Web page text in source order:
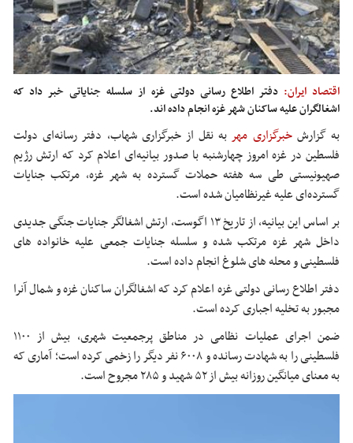
اقتصاد ایران: دفتر اطلاع رسانی دولتی غزه از سلسله جنایاتی خبر داد که
اشغالگران علیه ساکنان شهر غزه انجام داده اند.
به گزارشخبرگزاری مهربه نقل از خبرگزاری شهاب، دفتر رسانه‌ای دولت
فلسطین در غزه امروز چهارشنبه با صدور بیانیه‌ای اعلام کرد که ارتش رژیم
صهیونیستی طی سه هفته حملات گسترده به شهر غزه، مرتکب جنایات
گسترده‌ای علیه غیرنظامیان شده است.
بر اساس این بیانیه، از تاریخ ۱۳ اگوست، ارتش اشغالگر جنایات جنگی جدیدی
داخل شهر غزه مرتکب شده و سلسله جنایات جمعی علیه خانواده های
فلسطینی و محله های شلوغ انجام داده است.
دفتر اطلاع رسانی دولتی غزه اعلام کرد که اشغالگران ساکنان غزه و شمال آنرا
مجبور به تخلیه اجباری کرده است.
ضمن اجرای عملیات نظامی در مناطق پرجمعیت شهری، بیش از ۱۱۰۰
فلسطینی را به شهادت رسانده و ۶۰۰۸ نفر دیگر را زخمی کرده است؛ آماری که
به معنای میانگین روزانه بیش از ۵۲ شهید و ۲۸۵ مجروح است.